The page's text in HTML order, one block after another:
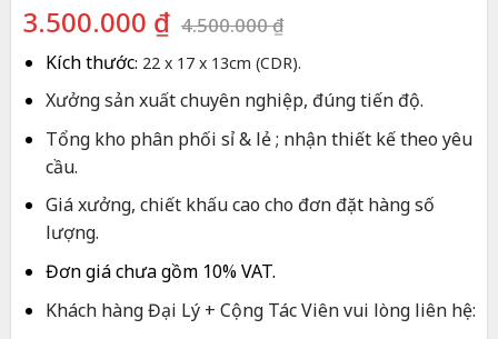
4.500.000₫Giá
gốc
là:
4.500.000 ₫.
3.500.000 ₫ Giá
hiện
tại
là:
3.500.000 ₫.
Kích thước: 22 x 17 x 13cm (CDR).
Xưởng sản xuất chuyên nghiệp, đúng tiến độ.
Tổng kho phân phối sỉ & lẻ ; nhận thiết kế theo yêu
cầu.
Giá xưởng, chiết khấu cao cho đơn đặt hàng số
lượng.
Đơn giá chưa gồm 10% VAT.
Khách hàng Đại Lý + Cộng Tác Viên vui lòng liên hệ: